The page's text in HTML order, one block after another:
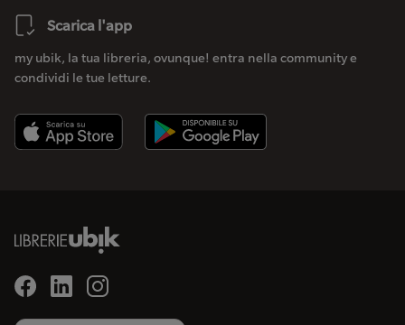
Scarica l'app
my ubik, la tua libreria, ovunque! entra nella community e
condividi le tue letture.